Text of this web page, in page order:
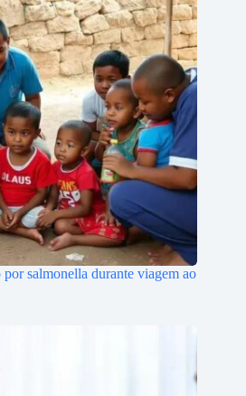
salmonella durante viagem ao